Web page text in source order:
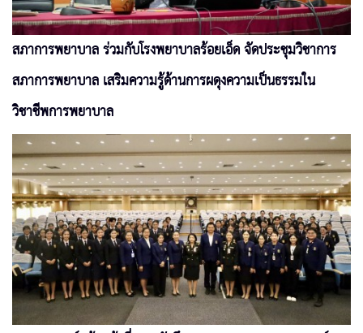
สภาการพยาบาล ร่วมกับโรงพยาบาลร้อยเอ็ด จัดประชุมวิชาการ
สภาการพยาบาล เสริมความรู้ด้านการผดุงความเป็นธรรมใน
วิชาชีพการพยาบาล